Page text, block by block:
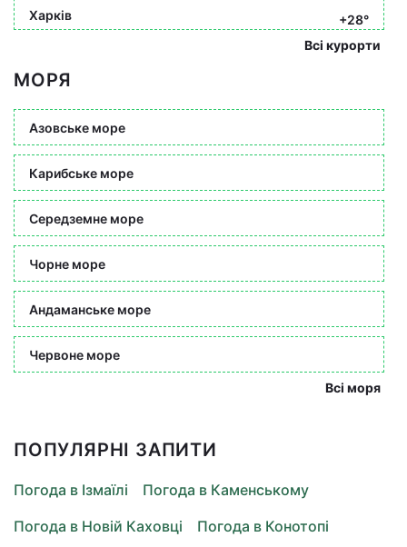
Харків
+28°
Всі курорти
МОРЯ
Азовське море
Карибське море
Середземне море
Чорне море
Андаманське море
Червоне море
Всі моря
ПОПУЛЯРНІ ЗАПИТИ
Погода в Ізмаїлі
Погода в Каменському
Погода в Новій Каховці
Погода в Конотопі